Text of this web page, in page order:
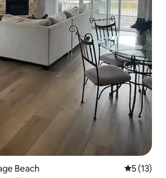
Beach Середня
5 (13)